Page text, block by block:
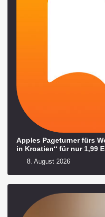
Apples Pageturner fürs
in Kroatien“ für nur 1,99
8. August 2026